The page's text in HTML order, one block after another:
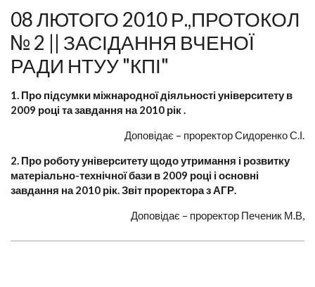
08 ЛЮТОГО 2010 Р.,ПРОТОКОЛ
№ 2 || ЗАСІДАННЯ ВЧЕНОЇ
РАДИ НТУУ "КПІ"
1. Про підсумки міжнародної діяльності університету в
2009 році та завдання на 2010 рік .
Доповідає – проректор Сидоренко С.І.
2. Про роботу університету щодо утримання і розвитку
матеріально-технічної бази в 2009 році і основні
завдання на 2010 рік. Звіт проректора з АГР.
Доповідає – проректор Печеник М.В,